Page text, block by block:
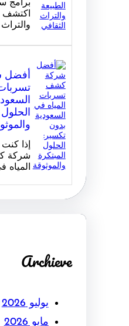
برامج
اكتشف
إذا
شركة
المياه
Archieve
يوليو 2026
مايو 2026